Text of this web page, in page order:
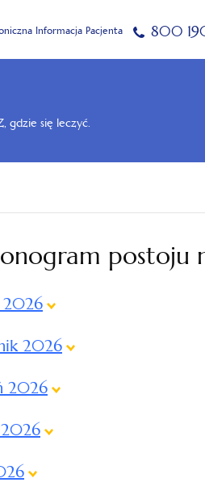
Informacja Pacjenta 800
gdzie się leczyć.
postoju
2026
2026
2026